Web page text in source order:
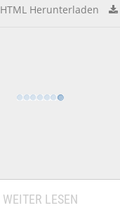
HTML Herunterladen
WEITER LESEN